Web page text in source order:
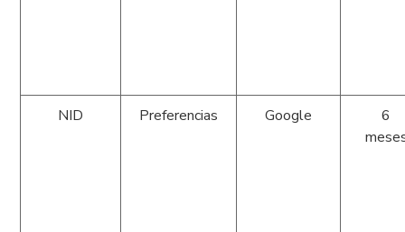
NID Preferencias Google
6